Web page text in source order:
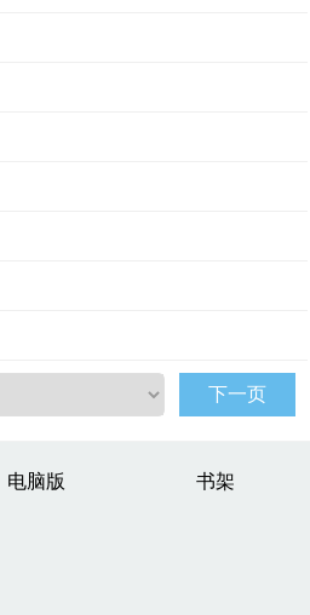
下一页
电脑版 书架